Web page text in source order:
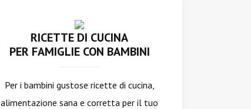
RICETTE DI CUCINA
PER FAMIGLIE CON BAMBINI
Per i bambini gustose ricette di cucina,
alimentazione sana e corretta per il tuo